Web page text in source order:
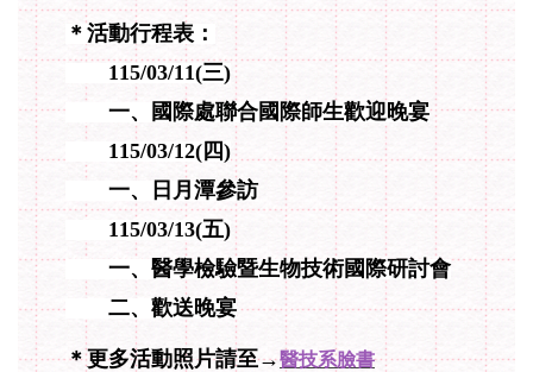
＊活動行程表：
115/03/11(三)
一、國際處聯合國際師生歡迎晚宴
115/03/12(四)
一、日月潭參訪
115/03/13(五)
一、醫學檢驗暨生物技術國際研討會
二、歡送晚宴
＊更多活動照片請至→醫技系臉書